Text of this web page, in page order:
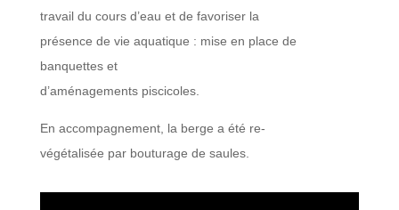
travail du cours d’eau et de favoriser la
présence de vie aquatique : mise en place de
banquettes et
d’aménagements piscicoles.
En accompagnement, la berge a été re-
végétalisée par bouturage de saules.